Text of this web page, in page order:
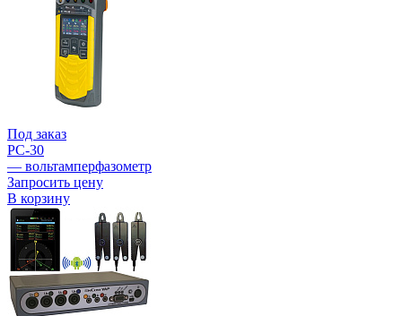
Под заказ
РС-30
— вольтамперфазометр
Запросить цену
В корзину